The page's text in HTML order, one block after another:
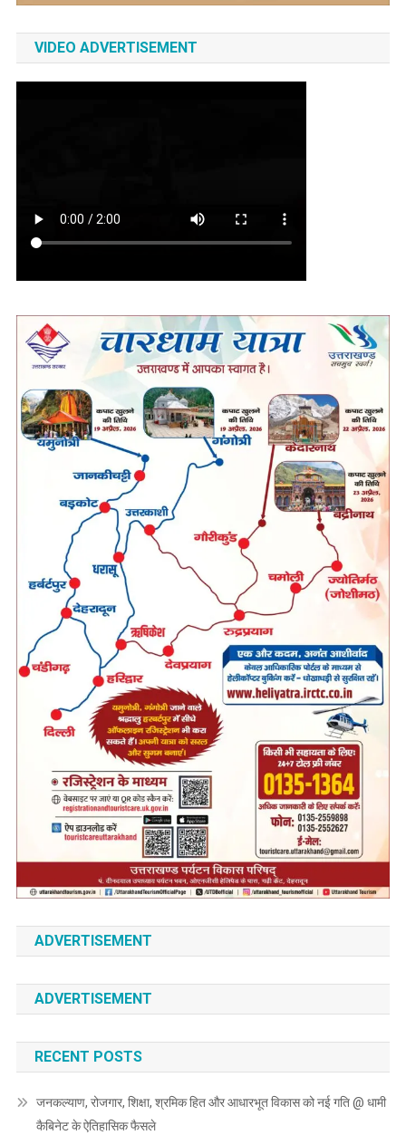
VIDEO ADVERTISEMENT
ADVERTISEMENT
ADVERTISEMENT
RECENT POSTS
जनकल्याण, रोजगार, शिक्षा, श्रमिक हित और आधारभूत विकास को नई गति @ धामी
कैबिनेट के ऐतिहासिक फैसले